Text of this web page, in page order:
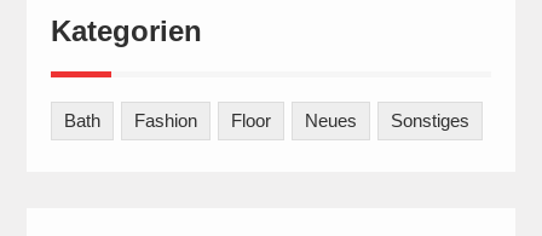
Kategorien
Bath Fashion Floor Neues Sonstiges